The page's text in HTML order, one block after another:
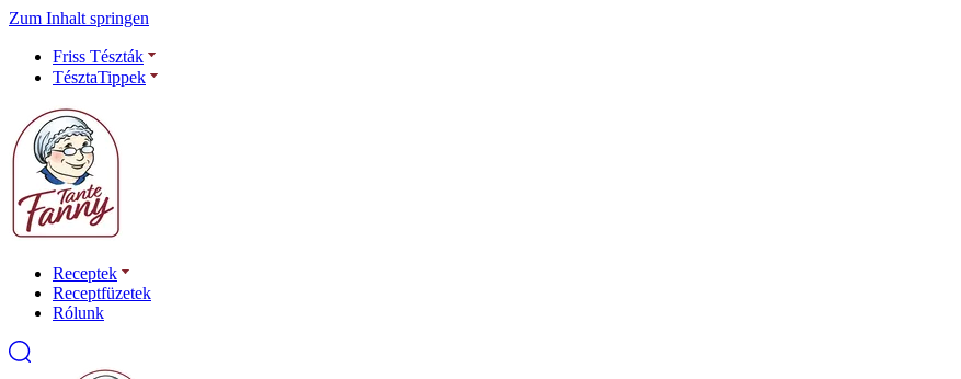
Zum Inhalt springen
Friss Tészták
TésztaTippek
Receptek
Receptfüzetek
Rólunk